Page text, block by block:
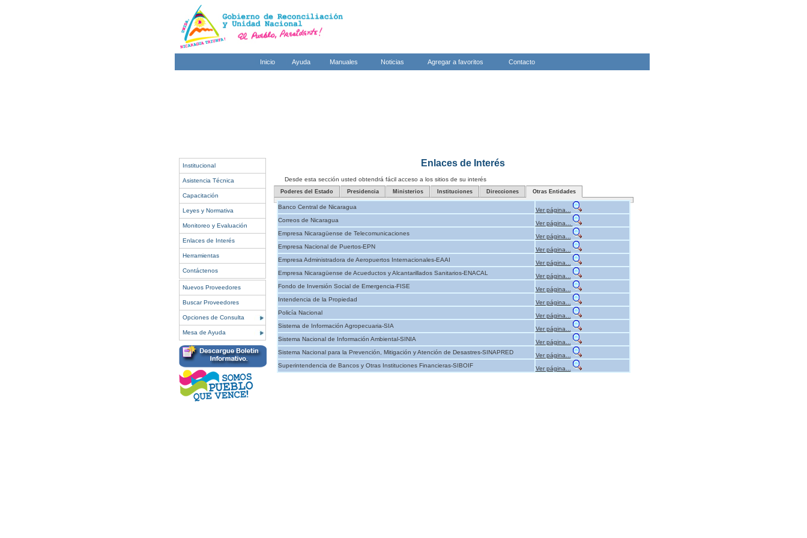
Inicio Ayuda Manuales Noticias Agregar a favoritos Contacto
Institucional
Asistencia Técnica
Capacitación
Leyes y Normativa
Monitoreo y Evaluación
Enlaces de Interés
Herramientas
Contáctenos
Nuevos Proveedores
Buscar Proveedores
Opciones de Consulta
Mesa de Ayuda
Enlaces de Interés
Desde esta sección usted obtendrá fácil acceso a los sitios de su interés
Poderes del Estado Presidencia Ministerios Instituciones Direcciones Otras Entidades
Banco Central de Nicaragua
Ver página...
Correos de Nicaragua
Ver página...
Empresa Nicaragüense de Telecomunicaciones
Ver página...
Empresa Nacional de Puertos-EPN
Ver página...
Empresa Administradora de Aeropuertos Internacionales-EAAI
Ver página...
Empresa Nicaragüense de Acueductos y Alcantarillados Sanitarios-ENACAL
Ver página...
Fondo de Inversión Social de Emergencia-FISE
Ver página...
Intendencia de la Propiedad
Ver página...
Policía Nacional
Ver página...
Sistema de Información Agropecuaria-SIA
Ver página...
Sistema Nacional de Información Ambiental-SINIA
Ver página...
Sistema Nacional para la Prevención, Mitigación y Atención de Desastres-SINAPRED
Ver página...
Superintendencia de Bancos y Otras Instituciones Financieras-SIBOIF
Ver página...